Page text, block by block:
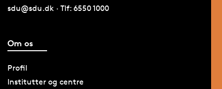
sdu@sdu.dk · Tlf: 6550 1000
Om os
Profil
Institutter og centre